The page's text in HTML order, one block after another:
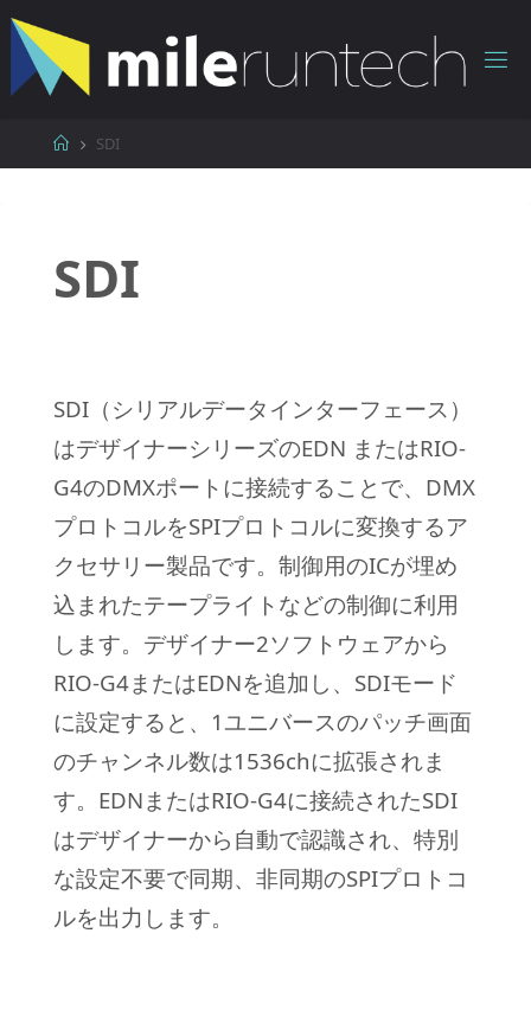
コ
ン
ホ
ー
SDI
SDI
SDI（シリアルデータインターフェース）
はデザイナーシリーズのEDN またはRIO-
G4のDMXポートに接続することで、DMX
プロトコルをSPIプロトコルに変換するア
クセサリー製品です。制御用のICが埋め
込まれたテープライトなどの制御に利用
します。 デザイナー2ソフトウェアから
RIO-G4またはEDNを追加し、SDIモード
に設定すると、1ユニバースのパッチ画面
のチャンネル数は1536chに拡張さ れま
す。EDNまたはRIO-G4に接続されたSDI
はデザイナーから自動で認識され、特別
な設定不要で同期、非同期のSPIプロトコ
ルを出力します。